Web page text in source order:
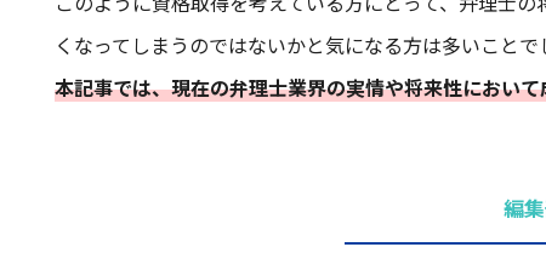
くなってしまうのではないかと気になる方は多いことで
本記事では、現在の弁理士業界の実情や将来性におい
編